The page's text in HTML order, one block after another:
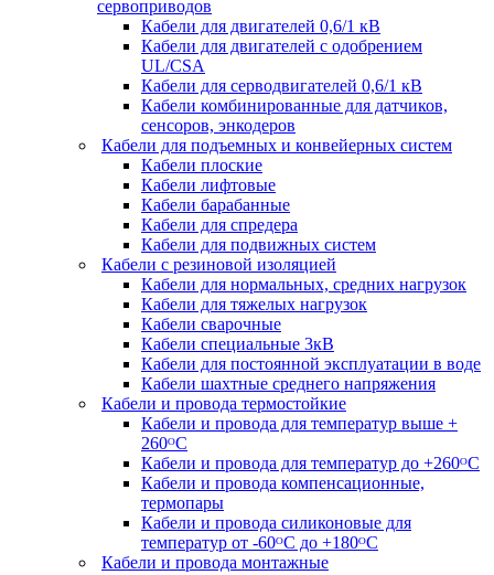
сервоприводов
Кабели для двигателей 0,6/1 кВ
Кабели для двигателей с одобрением
UL/CSA
Кабели для серводвигателей 0,6/1 кВ
Кабели комбинированные для датчиков,
cенсоров, энкодеров
Кабели для подъемных и конвейерных систем
Кабели плоские
Кабели лифтовые
Кабели барабанные
Кабели для спредера
Кабели для подвижных систем
Кабели с резиновой изоляцией
Кабели для нормальных, средних нагрузок
Кабели для тяжелых нагрузок
Кабели сварочные
Кабели специальные 3кВ
Кабели для постоянной эксплуатации в воде
Кабели шахтные среднего напряжения
Кабели и провода термостойкие
Кабели и провода для температур выше +
260ᴼС
Кабели и провода для температур до +260ᴼС
Кабели и провода компенсационные,
термопары
Кабели и провода силиконовые для
температур от -60ᴼC до +180ᴼС
Кабели и провода монтажные